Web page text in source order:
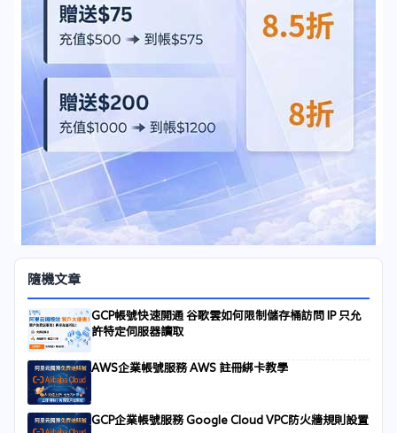
隨機文章
GCP帳號快速開通 谷歌雲如何限制儲存桶訪問 IP 只允
許特定伺服器讀取
AWS企業帳號服務 AWS 註冊綁卡教學
GCP企業帳號服務 Google Cloud VPC防火牆規則設置